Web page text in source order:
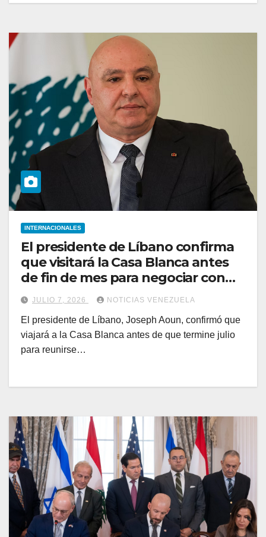
INTERNACIONALES
El presidente de Líbano confirma
que visitará la Casa Blanca antes
de fin de mes para negociar con
Donald Trump un acuerdo con
Israel
JULIO 7, 2026 NOTICIAS VENEZUELA
El presidente de Líbano, Joseph Aoun, confirmó que
viajará a la Casa Blanca antes de que termine julio
para reunirse…